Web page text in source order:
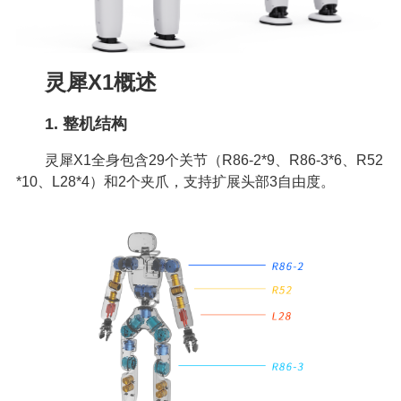
灵犀X1概述
1. 整机结构
灵犀X1全身包含29个关节（R86-2*9、R86-3*6、R52
*10、L28*4）和2个夹爪，支持扩展头部3自由度。